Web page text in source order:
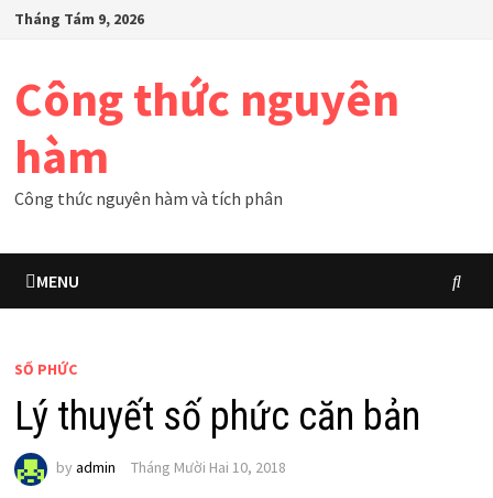
SkipTháng Tám 9, 2026
Công thức nguyên
hàm
Công thức nguyên hàm và tích phân
MENU
SỐ PHỨC
Lý thuyết số phức căn bản
by admin Tháng Mười Hai 10, 2018